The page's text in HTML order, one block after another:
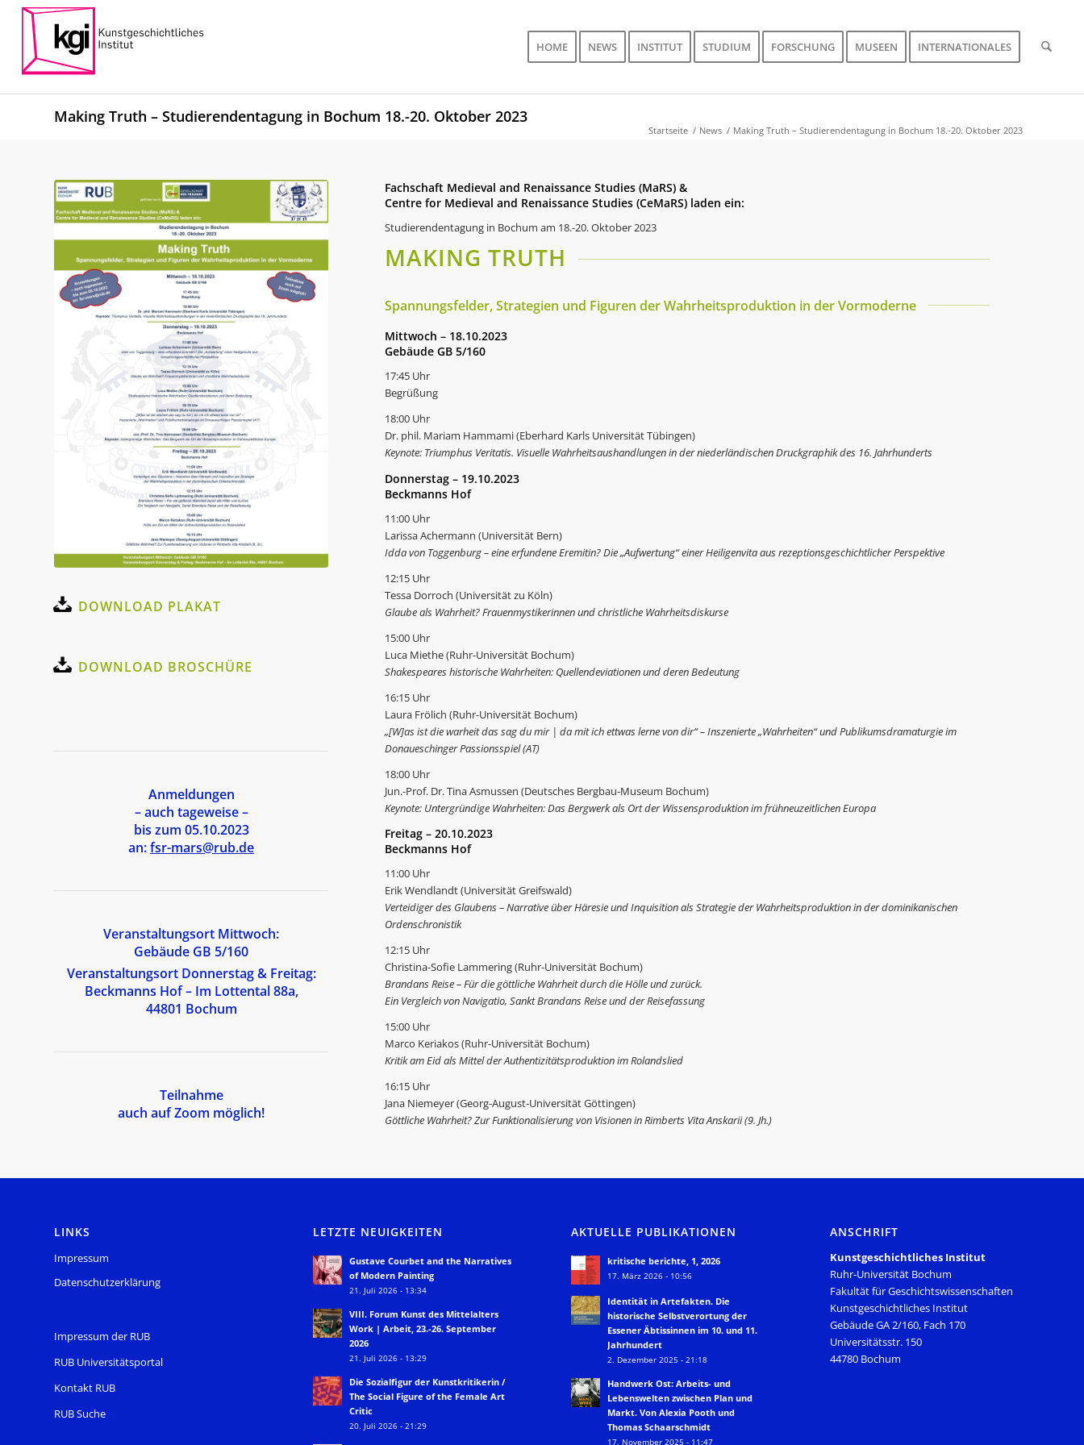
HOME NEWS INSTITUT STUDIUM FORSCHUNG MUSEEN INTERNATIONALES
Making Truth – Studierendentagung in Bochum 18.-20. Oktober 2023
Startseite / News / Making Truth – Studierendentagung in Bochum 18.-20. Oktober 2023
DOWNLOAD PLAKAT
DOWNLOAD BROSCHÜRE
Anmeldungen
– auch tageweise –
bis zum 05.10.2023
an:fsr-mars@rub.de
Veranstaltungsort Mittwoch:
Gebäude GB 5/160
Veranstaltungsort Donnerstag & Freitag:
Beckmanns Hof – Im Lottental 88a,
44801 Bochum
Teilnahme
auch auf Zoom möglich!
Fachschaft Medieval and Renaissance Studies (MaRS) &
Centre for Medieval and Renaissance Studies (CeMaRS) laden ein:
Studierendentagung in Bochum am 18.-20. Oktober 2023
MAKING TRUTH
Spannungsfelder, Strategien und Figuren der Wahrheitsproduktion in der Vormoderne
Mittwoch – 18.10.2023
Gebäude GB 5/160
17:45 Uhr
Begrüßung
18:00 Uhr
Dr. phil. Mariam Hammami (Eberhard Karls Universität Tübingen)
Keynote: Triumphus Veritatis. Visuelle Wahrheitsaushandlungen in der niederländischen Druckgraphik des 16. Jahrhunderts
Donnerstag – 19.10.2023
Beckmanns Hof
11:00 Uhr
Larissa Achermann (Universität Bern)
Idda von Toggenburg – eine erfundene Eremitin? Die „Aufwertung“ einer Heiligenvita aus rezeptionsgeschichtlicher Perspektive
12:15 Uhr
Tessa Dorroch (Universität zu Köln)
Glaube als Wahrheit? Frauenmystikerinnen und christliche Wahrheitsdiskurse
15:00 Uhr
Luca Miethe (Ruhr-Universität Bochum)
Shakespeares historische Wahrheiten: Quellendeviationen und deren Bedeutung
16:15 Uhr
Laura Frölich (Ruhr-Universität Bochum)
„[W]as ist die warheit das sag du mir | da mit ich ettwas lerne von dir“ – Inszenierte „Wahrheiten“ und Publikumsdramaturgie im
Donaueschinger Passionsspiel (AT)
18:00 Uhr
Jun.-Prof. Dr. Tina Asmussen (Deutsches Bergbau-Museum Bochum)
Keynote: Untergründige Wahrheiten: Das Bergwerk als Ort der Wissensproduktion im frühneuzeitlichen Europa
Freitag – 20.10.2023
Beckmanns Hof
11:00 Uhr
Erik Wendlandt (Universität Greifswald)
Verteidiger des Glaubens – Narrative über Häresie und Inquisition als Strategie der Wahrheitsproduktion in der dominikanischen
Ordenschronistik
12:15 Uhr
Christina-Sofie Lammering (Ruhr-Universität Bochum)
Brandans Reise – Für die göttliche Wahrheit durch die Hölle und zurück.
Ein Vergleich von Navigatio, Sankt Brandans Reise und der Reisefassung
15:00 Uhr
Marco Keriakos (Ruhr-Universität Bochum)
Kritik am Eid als Mittel der Authentizitätsproduktion im Rolandslied
16:15 Uhr
Jana Niemeyer (Georg-August-Universität Göttingen)
Göttliche Wahrheit? Zur Funktionalisierung von Visionen in Rimberts Vita Anskarii (9. Jh.)
LINKS
Impressum
Datenschutzerklärung
Impressum der RUB
RUB Universitätsportal
Kontakt RUB
RUB Suche
LETZTE NEUIGKEITEN
Gustave Courbet and the Narratives
of Modern Painting
21. Juli 2026 - 13:34
VIII. Forum Kunst des Mittelalters
Work | Arbeit, 23.-26. September
2026
21. Juli 2026 - 13:29
Die Sozialfigur der Kunstkritikerin /
The Social Figure of the Female Art
Critic
20. Juli 2026 - 21:29
AKTUELLE PUBLIKATIONEN
kritische berichte, 1, 2026
17. März 2026 - 10:56
Identität in Artefakten. Die
historische Selbstverortung der
Essener Äbtissinnen im 10. und 11.
Jahrhundert
2. Dezember 2025 - 21:18
Handwerk Ost: Arbeits- und
Lebenswelten zwischen Plan und
Markt. Von Alexia Pooth und
Thomas Schaarschmidt
17. November 2025 - 11:47
ANSCHRIFT
Kunstgeschichtliches Institut
Ruhr-Universität Bochum
Fakultät für Geschichtswissenschaften
Kunstgeschichtliches Institut
Gebäude GA 2/160, Fach 170
Universitätsstr. 150
44780 Bochum